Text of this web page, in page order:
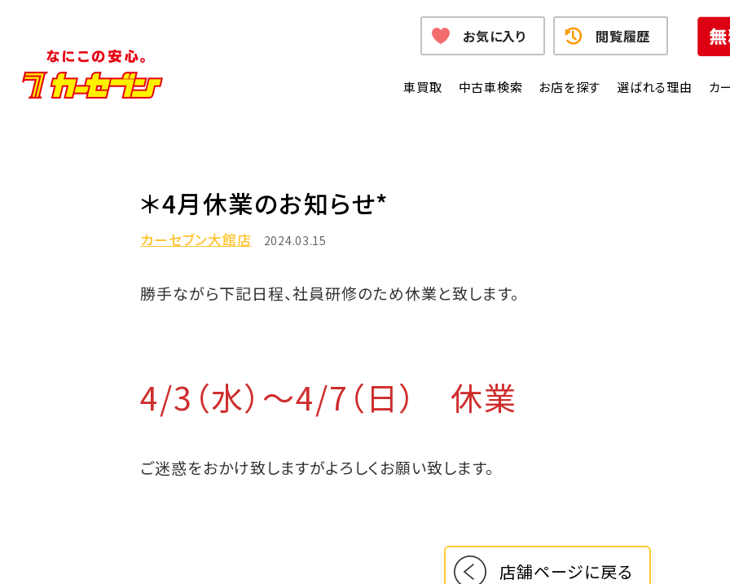
車買取 中古車検索 お店を探す 選ばれる理由 カ
お気に入り 閲覧履歴
＊4月休業のお知らせ*
カーセブン大館店 2024.03.15
勝手ながら下記日程、社員研修のため休業と致します。
4/3（水）～4/7（日） 休業
ご迷惑をおかけ致しますがよろしくお願い致します。
店舗ページに戻る